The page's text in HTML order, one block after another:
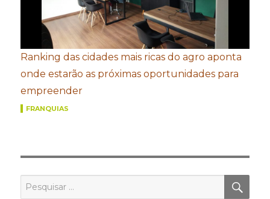
Ranking das cidades mais ricas do agro aponta
onde estarão as próximas oportunidades para
empreender
FRANQUIAS
por: